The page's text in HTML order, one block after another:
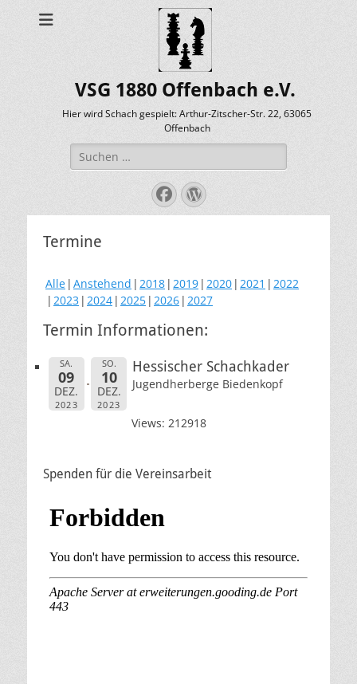
VSG 1880 Offenbach e.V.
Hier wird Schach gespielt: Arthur-Zitscher-Str. 22, 63065
Offenbach
Suche
nach:
Facebook
WordPress
Termine
Alle Anstehend 2018 2019 2020 2021
2022
2023 2024 2025 2026 2027
Termin Informationen:
SA.
09
DEZ.
2023
SO.
10
DEZ.
2023
Hessischer Schachkader
Jugendherberge Biedenkopf
Views: 212918
Spenden für die Vereinsarbeit